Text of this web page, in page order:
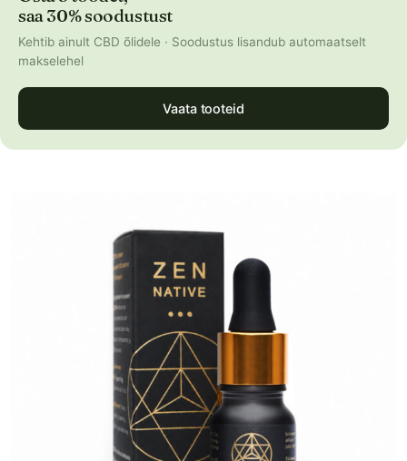
saa 30% soodustust
Kehtib ainult CBD õlidele · Soodustus lisandub automaatselt
makselehel
Vaata tooteid